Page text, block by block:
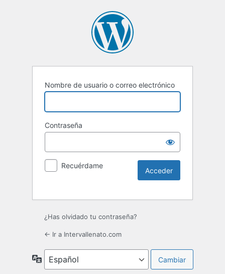
Nombre de usuario o correo electrónico
Contraseña
Recuérdame
¿Has olvidado tu contraseña?
← Ir a Intervallenato.com
Idioma